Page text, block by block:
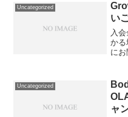
小学
Uncategorized
い
入
かる
にお
Uncategorized
ャ